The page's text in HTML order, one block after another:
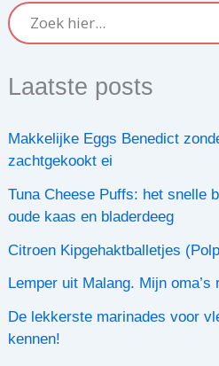
Laatste posts
Makkelijke Eggs Benedict
zachtgekookt ei
Tuna Cheese Puffs: het snelle
oude kaas en bladerdeeg
Citroen Kipgehaktballetjes
Lemper uit Malang. Mijn oma’s
De lekkerste marinades voor
kennen!